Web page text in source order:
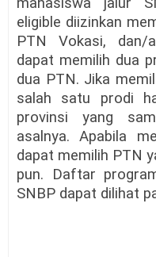
eligible diizinkan
PTN Vokasi, dan/
dapat memilih dua
dua PTN. Jika
salah satu prodi
provinsi yang
asalnya. Apabila
dapat memilih PTN
pun. Daftar
SNBP dapat dilihat